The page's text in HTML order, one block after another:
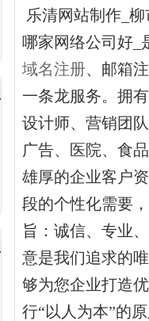
乐清网站制作_
哪家网络公司好_
域名注册、邮箱
一条龙服务。拥
设计师、营销团
广告、医院、食
雄厚的企业客户
段的个性化需要
旨：诚信、专业
意是我们追求的
够为您企业打造
行“以人为本”的